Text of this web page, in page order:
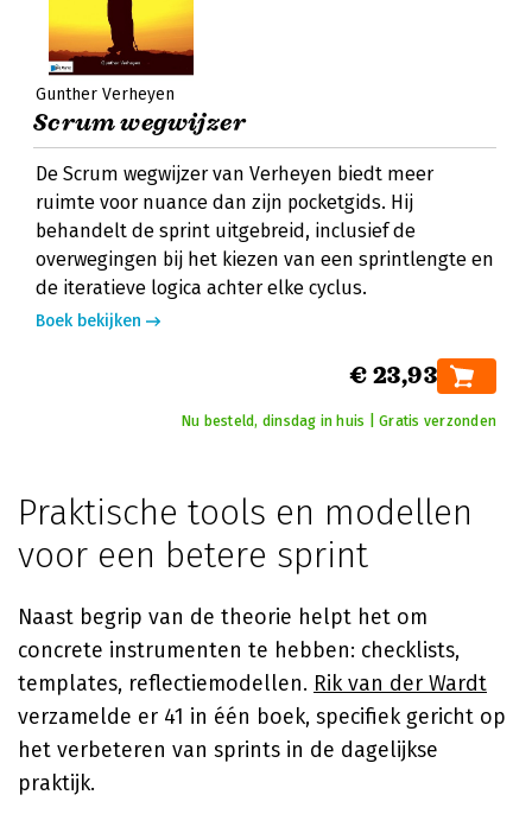
Gunther Verheyen
Scrum wegwijzer
De Scrum wegwijzer van Verheyen biedt meer
ruimte voor nuance dan zijn pocketgids. Hij
behandelt de sprint uitgebreid, inclusief de
overwegingen bij het kiezen van een sprintlengte en
de iteratieve logica achter elke cyclus.
Boek bekijken
€ 23,93
Nu besteld, dinsdag in huis | Gratis verzonden
Praktische tools en modellen
voor een betere sprint
Naast begrip van de theorie helpt het om
concrete instrumenten te hebben: checklists,
templates, reflectiemodellen. Rik van der Wardt
verzamelde er 41 in één boek, specifiek gericht op
het verbeteren van sprints in de dagelijkse
praktijk.